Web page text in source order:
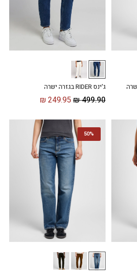
ג'ינס RIDER בגזרה ישרה
₪499.90
₪ 249.95
50%